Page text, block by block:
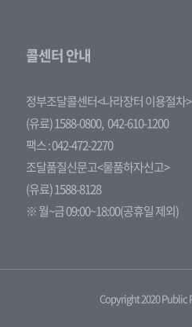
콜센터 안내
정부조달콜센터<나라장터 이용절차>
(유료) 1588-0800, 042-610-1200
팩스 : 042-472-2270
조달품질신문고<물품하자신고>
(유료) 1588-8128
※ 월~금 09:00~18:00(공휴일 제외)
Copyright 2020 Public